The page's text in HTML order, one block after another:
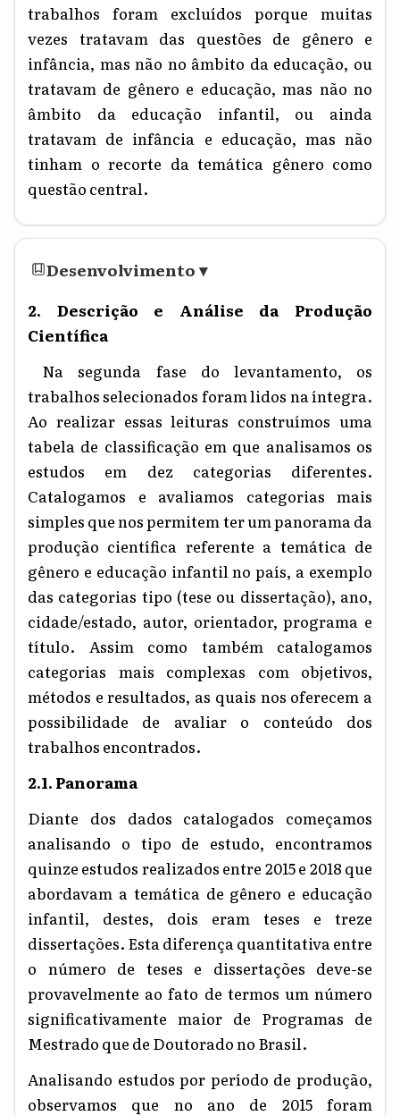
trabalhos foram excluídos porque muitas
vezes tratavam das questões de gênero e
infância, mas não no âmbito da educação, ou
tratavam de gênero e educação, mas não no
âmbito da educação infantil, ou ainda
tratavam de infância e educação, mas não
tinham o recorte da temática gênero como
questão central.
Desenvolvimento▾
2. Descrição e Análise da Produção
Científica
Na segunda fase do levantamento, os
trabalhos selecionados foram lidos na íntegra.
Ao realizar essas leituras construímos uma
tabela de classificação em que analisamos os
estudos em dez categorias diferentes.
Catalogamos e avaliamos categorias mais
simples que nos permitem ter um panorama da
produção científica referente a temática de
gênero e educação infantil no país, a exemplo
das categorias tipo (tese ou dissertação), ano,
cidade/estado, autor, orientador, programa e
título. Assim como também catalogamos
categorias mais complexas com objetivos,
métodos e resultados, as quais nos oferecem a
possibilidade de avaliar o conteúdo dos
trabalhos encontrados.
2.1. Panorama
Diante dos dados catalogados começamos
analisando o tipo de estudo, encontramos
quinze estudos realizados entre 2015 e 2018 que
abordavam a temática de gênero e educação
infantil, destes, dois eram teses e treze
dissertações. Esta diferença quantitativa entre
o número de teses e dissertações deve-se
provavelmente ao fato de termos um número
significativamente maior de Programas de
Mestrado que de Doutorado no Brasil.
Analisando estudos por período de produção,
observamos que no ano de 2015 foram